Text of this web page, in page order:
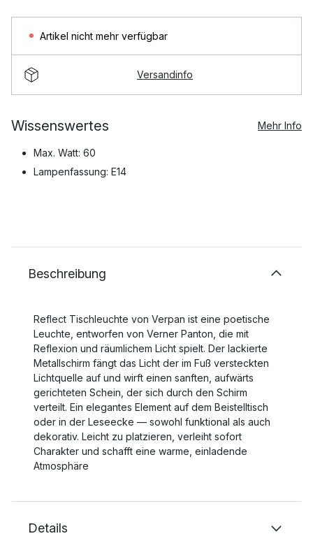
Artikel nicht mehr verfügbar
Versandinfo
Wissenswertes Mehr Info
Max. Watt: 60
Lampenfassung: E14
Beschreibung
Reflect Tischleuchte von Verpan ist eine poetische
Leuchte, entworfen von Verner Panton, die mit
Reflexion und räumlichem Licht spielt. Der lackierte
Metallschirm fängt das Licht der im Fuß versteckten
Lichtquelle auf und wirft einen sanften, aufwärts
gerichteten Schein, der sich durch den Schirm
verteilt. Ein elegantes Element auf dem Beistelltisch
oder in der Leseecke — sowohl funktional als auch
dekorativ. Leicht zu platzieren, verleiht sofort
Charakter und schafft eine warme, einladende
Atmosphäre
Details